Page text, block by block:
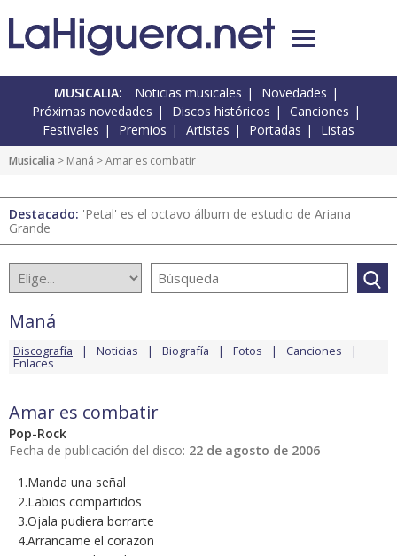
MUSICALIA: Noticias musicales
Novedades
Próximas novedades
Discos históricos
Canciones
Festivales
Premios Artistas Portadas Listas
Musicalia > Maná > Amar es combatir
Destacado: 'Petal' es el octavo álbum de estudio de Ariana
Grande
Maná
Discografía Noticias Biografía Fotos Canciones
Enlaces
Amar es combatir
Pop-Rock
Fecha de publicación del disco: 22 de agosto de 2006
1.Manda una señal
2.Labios compartidos
3.Ojala pudiera borrarte
4.Arrancame el corazon